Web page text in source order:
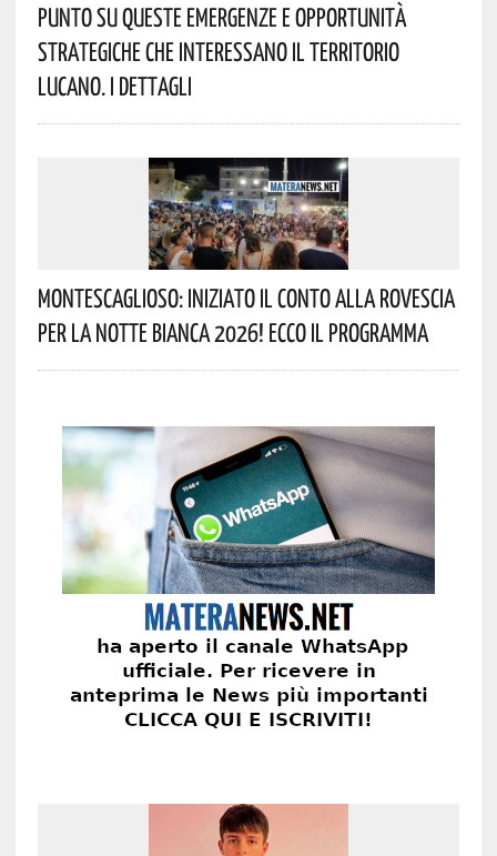
Punto Su Queste Emergenze E Opportunità
Strategiche Che Interessano Il Territorio
Lucano. I Dettagli
Montescaglioso: Iniziato Il Conto Alla Rovescia
Per La Notte Bianca 2026! Ecco Il Programma